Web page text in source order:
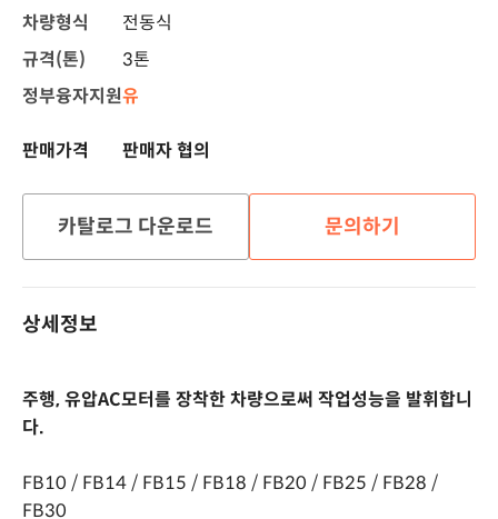
차량형식
전동식
규격(톤)
3톤
정부융자지원유
판매가격 판매자 협의
카탈로그 다운로드 문의하기
상세정보
주행, 유압AC모터를 장착한 차량으로써 작업성능을 발휘합니
다.
FB10 / FB14 / FB15 / FB18 / FB20 / FB25 / FB28 /
FB30